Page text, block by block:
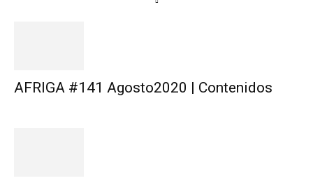
AFRIGA #141 Agosto2020 | Contenidos